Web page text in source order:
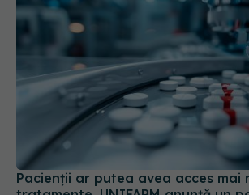
Pacienții ar putea avea acces mai